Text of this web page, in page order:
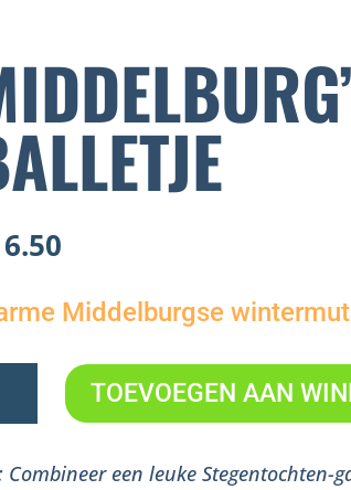
Middelburgse
TOEVOEGEN AAN
Combineer een leuke Stegentochten-